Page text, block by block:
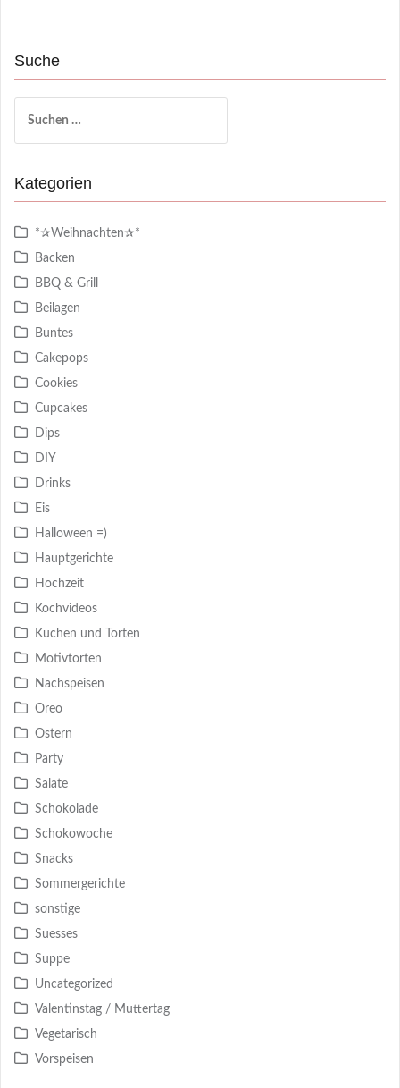
Suche
nach:
Kategorien
*✰Weihnachten✰*
Backen
BBQ & Grill
Beilagen
Buntes
Cakepops
Cookies
Cupcakes
Dips
DIY
Drinks
Eis
Halloween =)
Hauptgerichte
Hochzeit
Kochvideos
Kuchen und Torten
Motivtorten
Nachspeisen
Oreo
Ostern
Party
Salate
Schokolade
Schokowoche
Snacks
Sommergerichte
sonstige
Suesses
Suppe
Uncategorized
Valentinstag / Muttertag
Vegetarisch
Vorspeisen